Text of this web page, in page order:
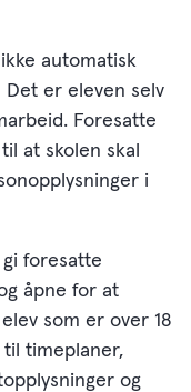
automatisk
er eleven selv
Foresatte
at skolen skal
i
foresatte
åpne for at
som er over 18
til timeplaner,
og